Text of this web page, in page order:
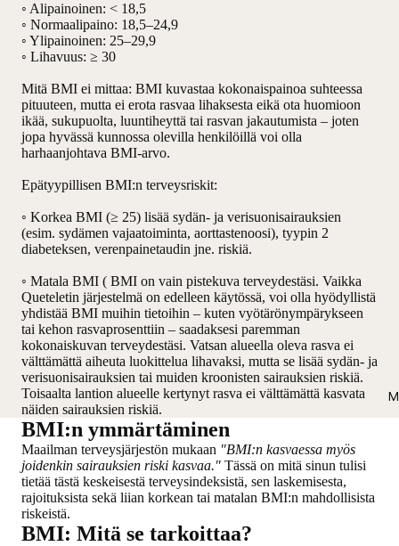
◦ Alipainoinen: < 18,5
◦ Normaalipaino: 18,5–24,9
◦ Ylipainoinen: 25–29,9
◦ Lihavuus: ≥ 30
Mitä BMI ei mittaa: BMI kuvastaa kokonaispainoa suhteessa
pituuteen, mutta ei erota rasvaa lihaksesta eikä ota huomioon
ikää, sukupuolta, luuntiheyttä tai rasvan jakautumista – joten
jopa hyvässä kunnossa olevilla henkilöillä voi olla
harhaanjohtava BMI-arvo.
Epätyypillisen BMI:n terveysriskit:
◦ Korkea BMI (≥ 25) lisää sydän- ja verisuonisairauksien
(esim. sydämen vajaatoiminta, aorttastenoosi), tyypin 2
diabeteksen, verenpainetaudin jne. riskiä.
◦ Matala BMI ( BMI on vain piste­kuva terveydestäsi. Vaikka
Queteletin järjestelmä on edelleen käytössä, voi olla hyödyllistä
yhdistää BMI muihin tietoihin – kuten vyötärönympärykseen
tai kehon rasvaprosenttiin – saadaksesi paremman
kokonaiskuvan terveydestäsi. Vatsan alueella oleva rasva ei
välttämättä aiheuta luokittelua lihavaksi, mutta se lisää sydän- ja
verisuonisairauksien tai muiden kroonisten sairauksien riskiä.
Toisaalta lantion alueelle kertynyt rasva ei välttämättä kasvata
näiden sairauksien riskiä.
BMI:n ymmärtäminen
Maailman terveysjärjestön mukaan "BMI:n kasvaessa myös
joidenkin sairauksien riski kasvaa." Tässä on mitä sinun tulisi
tietää tästä keskeisestä terveysindeksistä, sen laskemisesta,
rajoituksista sekä liian korkean tai matalan BMI:n mahdollisista
riskeistä.
BMI: Mitä se tarkoittaa?